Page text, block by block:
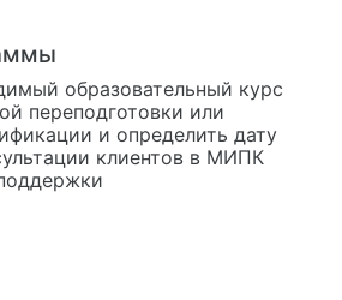
образовательный курс
переподготовки или
и определить дату
клиентов в МИПК